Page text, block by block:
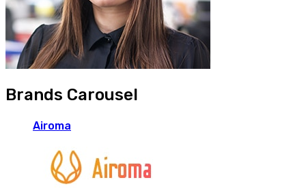
Brands Carousel
Airoma